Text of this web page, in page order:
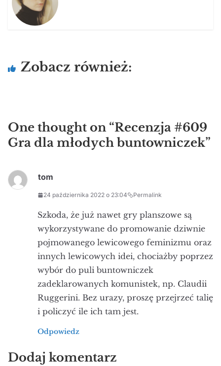
Zobacz również:
One thought on “Recenzja #609
Gra dla młodych buntowniczek”
tom
24 października 2022 o 23:04 Permalink
Szkoda, że już nawet gry planszowe są
wykorzystywane do promowanie dziwnie
pojmowanego lewicowego feminizmu oraz
innych lewicowych idei, chociażby poprzez
wybór do puli buntowniczek
zadeklarowanych komunistek, np. Claudii
Ruggerini. Bez urazy, proszę przejrzeć talię
i policzyć ile ich tam jest.
Odpowiedz
Dodaj komentarz